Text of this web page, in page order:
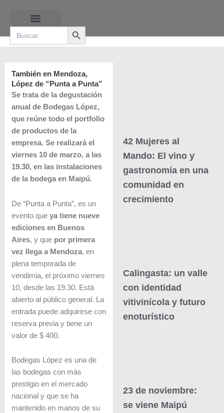
contenido
Search
for:
Search Button
También en Mendoza,
López de “Punta a Punta”
Se trata de la degustación
anual de Bodegas López,
que reúne todo el portfolio
de productos de la
empresa. Se realizará el
viernes 10 de marzo, a las
19.30, en las instalaciones
de la bodega en Maipú.
De “Punta a Punta”, es un
evento que ya tiene nueve
ediciones en Buenos
Aires, y que por primera
vez llega a Mendoza, en
plena temporada de
vendimia, el próximo viernes
10, desde las 19.30. Está
abierto al público general. La
entrada puede adquirirse con
reserva previa y tiene un
valor de $ 400.
Bodegas López es una de
las bodegas con más
prestigio en el mercado
nacional y que se ha
mantenido en manos de su
42 Mujeres al
Mando: El vino y
gastronomía en una
comunidad en
crecimiento
Calingasta: un valle
con identidad
vitivinícola y futuro
enoturístico
23 de noviembre:
se viene Maipú